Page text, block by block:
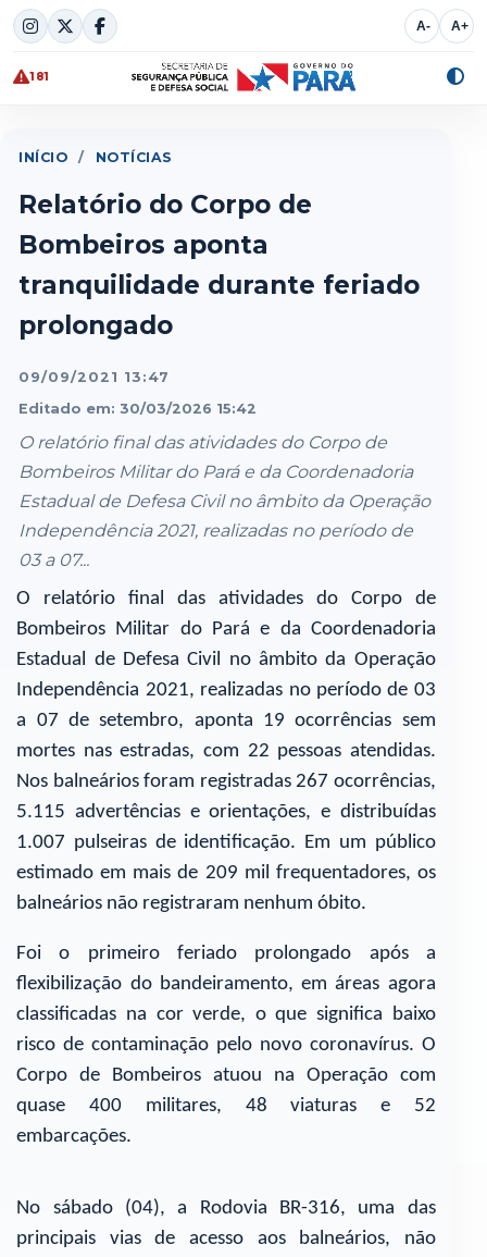
Skip
to
content
A- A+
181
INÍCIO / NOTÍCIAS
Relatório do Corpo de
Bombeiros aponta
tranquilidade durante feriado
prolongado
09/09/2021 13:47
Editado em: 30/03/2026 15:42
O relatório final das atividades do Corpo de
Bombeiros Militar do Pará e da Coordenadoria
Estadual de Defesa Civil no âmbito da Operação
Independência 2021, realizadas no período de
03 a 07...
O relatório final das atividades do Corpo de
Bombeiros Militar do Pará e da Coordenadoria
Estadual de Defesa Civil no âmbito da Operação
Independência 2021, realizadas no período de 03
a 07 de setembro, aponta 19 ocorrências sem
mortes nas estradas, com 22 pessoas atendidas.
Nos balneários foram registradas 267 ocorrências,
5.115 advertências e orientações, e distribuídas
1.007 pulseiras de identificação. Em um público
estimado em mais de 209 mil frequentadores, os
balneários não registraram nenhum óbito.
Foi o primeiro feriado prolongado após a
flexibilização do bandeiramento, em áreas agora
classificadas na cor verde, o que significa baixo
risco de contaminação pelo novo coronavírus. O
Corpo de Bombeiros atuou na Operação com
quase 400 militares, 48 viaturas e 52
embarcações.
No sábado (04), a Rodovia BR-316, uma das
principais vias de acesso aos balneários, não